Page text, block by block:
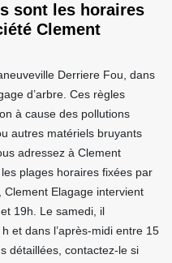
sont les horaires
Clement
Derriere Fou, dans
d’arbre. Ces règles
à cause des pollutions
autres matériels bruyants
adressez à Clement
plages horaires fixées par
Elagage intervient
19h. Le samedi, il
et dans l’après-midi entre 15
détaillées, contactez-le si